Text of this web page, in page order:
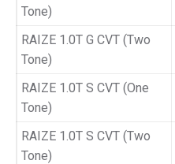
Tone)
RAIZE 1.0T G CVT (Two
Tone)
RAIZE 1.0T S CVT (One
Tone)
RAIZE 1.0T S CVT (Two
Tone)